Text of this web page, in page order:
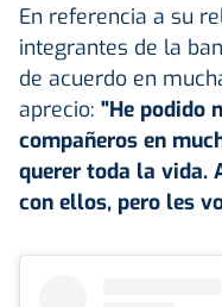
En referencia a su
integrantes de la
de acuerdo en
aprecio: "He podido
compañeros en
querer toda la vida.
con ellos, pero les